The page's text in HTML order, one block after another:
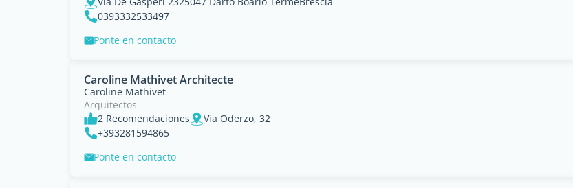
0393332533497
Ponte en contacto
Caroline Mathivet Architecte
Caroline Mathivet
Arquitectos
2 Recomendaciones
Via Oderzo, 32
+393281594865
Ponte en contacto